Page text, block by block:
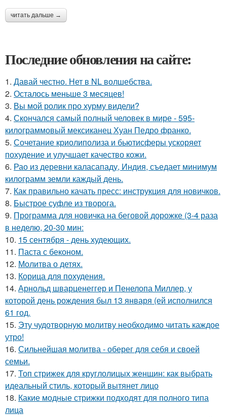
читать дальше →
Последние обновления на сайте:
1. Давай честно. Нет в NL волшебства.
2. Осталось меньше 3 месяцев!
3. Вы мой ролик про хурму видели?
4. Скончался самый полный человек в мире - 595-
килограммовый мексиканец Хуан Педро франко.
5. Сочетание криолиполиза и бьютисферы ускоряет
похудение и улучшает качество кожи.
6. Рао из деревни каласападу, Индия, съедает минимум
килограмм земли каждый день.
7. Как правильно качать пресс: инструкция для новичков.
8. Быстрое суфле из творога.
9. Программа для новичка на беговой дорожке (3-4 раза
в неделю, 20-30 мин:
10. 15 сентября - день худеющих.
11. Паста с беконом.
12. Молитва о детях.
13. Корица для похудения.
14. Арнольд шварценеггер и Пенелопа Миллер, у
которой день рождения был 13 января (ей исполнился
61 год.
15. Эту чудотворную молитву необходимо читать каждое
утро!
16. Сильнейшая молитва - оберег для себя и своей
семьи.
17. Топ стрижек для круглолицых женщин: как выбрать
идеальный стиль, который вытянет лицо
18. Какие модные стрижки подходят для полного типа
лица